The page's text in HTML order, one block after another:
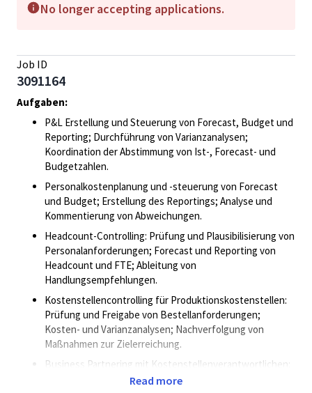
No longer accepting applications.
Job ID
3091164
Aufgaben:
P&L Erstellung und Steuerung von Forecast, Budget und
Reporting; Durchführung von Varianzanalysen;
Koordination der Abstimmung von Ist-, Forecast- und
Budgetzahlen.
Personalkostenplanung und -steuerung von Forecast
und Budget; Erstellung des Reportings; Analyse und
Kommentierung von Abweichungen.
Headcount-Controlling: Prüfung und Plausibilisierung von
Personalanforderungen; Forecast und Reporting von
Headcount und FTE; Ableitung von
Handlungsempfehlungen.
Kostenstellencontrolling für Produktionskostenstellen:
Prüfung und Freigabe von Bestellanforderungen;
Kosten- und Varianzanalysen; Nachverfolgung von
Maßnahmen zur Zielerreichung.
Business Partnering mit Kostenstellenverantwortlichen:
Erarbeitung von Budgets und Forecasts; Erstellung von
Read more